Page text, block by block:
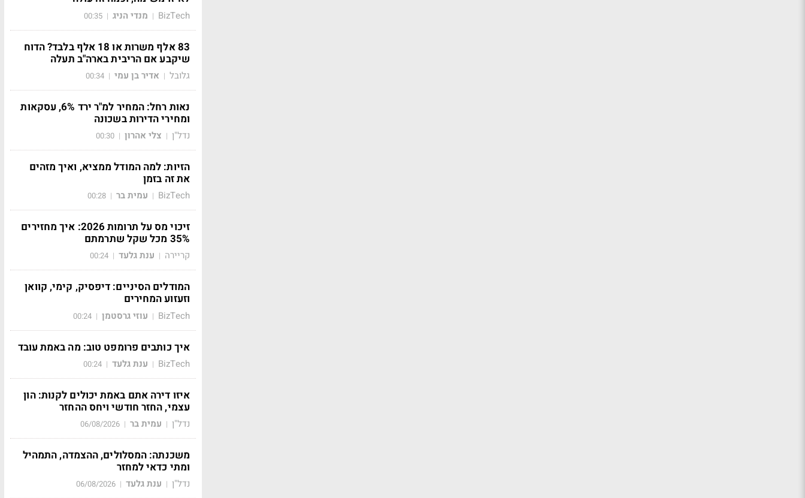
BizTech
| מנדי הניג |
00:35
83 אלף משרות או 18 אלף בלבד? הדוח
שיקבע אם הריבית בארה"ב תעלה
גלובל | אדיר בן עמי |
00:34
נאות רחל: המחיר למ"ר ירד 6%, עסקאות
ומחירי הדירות בשכונה
נדל"ן | צלי אהרון |
00:30
הזיות: למה המודל ממציא, ואיך מזהים
את זה בזמן
BizTech
| עמית בר |
00:28
זיכוי מס על תרומות 2026: איך מחזירים
35% מכל שקל שתרמתם
קריירה | ענת גלעד |
00:24
המודלים הסיניים: דיפסיק, קימי, קוואן
וזעזוע המחירים
BizTech
| עוזי גרסטמן |
00:24
איך כותבים פרומפט טוב: מה באמת עובד
BizTech
| ענת גלעד |
00:24
איזו דירה אתם באמת יכולים לקנות: הון
עצמי, החזר חודשי ויחס ההחזר
נדל"ן | עמית בר |
06/08/2026
משכנתה: המסלולים, ההצמדה, התמהיל
ומתי כדאי למחזר
נדל"ן | ענת גלעד |
06/08/2026